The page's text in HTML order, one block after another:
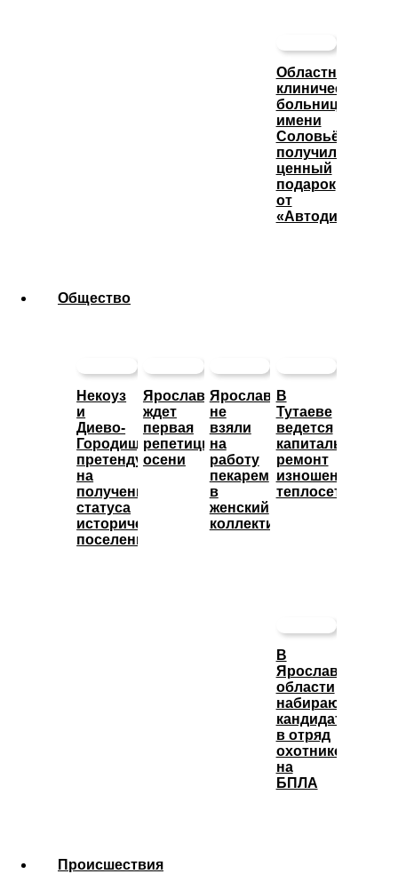
Областная
клиническая
больница
имени
Соловьёва
получила
ценный
подарок
от
«Автодизеля»
Общество
Некоуз
и
Диево-
Городище
претендуют
на
получение
статуса
исторических
поселений
Ярославцев
ждет
первая
репетиция
осени
Ярославца
не
взяли
на
работу
пекарем
в
женский
коллектив
В
Тутаеве
ведется
капитальный
ремонт
изношенных
теплосетей
В
Ярославской
области
набирают
кандидатов
в отряд
охотников
на
БПЛА
Происшествия